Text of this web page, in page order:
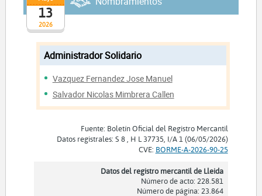
2026
13
Administrador Solidario
Vazquez Fernandez Jose Manuel
Salvador Nicolas Mimbrera Callen
Fuente: Boletín Oficial del Registro Mercantil
Datos registrales: S 8 , H L 37735, I/A 1 (06/05/2026)
CVE: BORME-A-2026-90-25
Datos del registro mercantil de Lleida
Número de acto: 228.581
Número de página: 23.864